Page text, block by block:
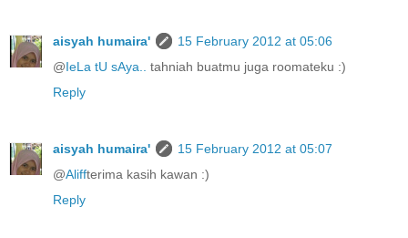
aisyah humaira'
15 February 2012 at 05:06
@IeLa tU sAya..
tahniah buatmu juga roomateku :)
Reply
aisyah humaira'
15 February 2012 at 05:07
@Aliffterima kasih kawan :)
Reply